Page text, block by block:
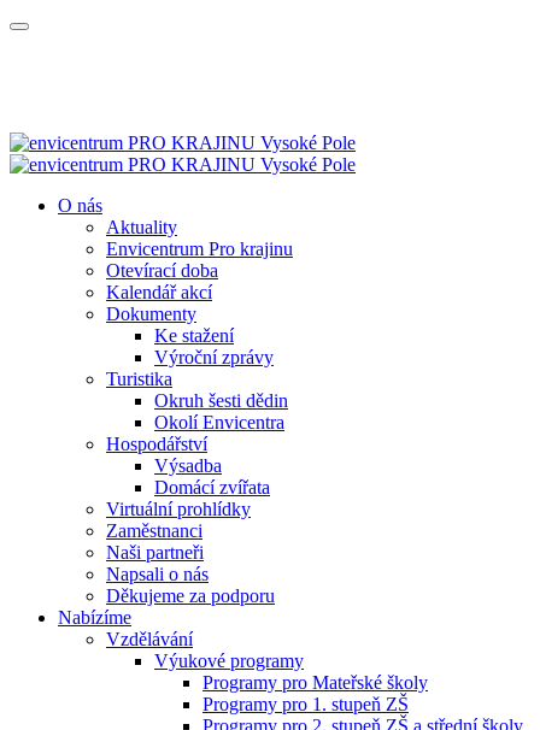
O nás
Aktuality
Envicentrum Pro krajinu
Otevírací doba
Kalendář akcí
Dokumenty
Ke stažení
Výroční zprávy
Turistika
Okruh šesti dědin
Okolí Envicentra
Hospodářství
Výsadba
Domácí zvířata
Virtuální prohlídky
Zaměstnanci
Naši partneři
Napsali o nás
Děkujeme za podporu
Nabízíme
Vzdělávání
Výukové programy
Programy pro Mateřské školy
Programy pro 1. stupeň ZŠ
Programy pro 2. stupeň ZŠ a střední školy